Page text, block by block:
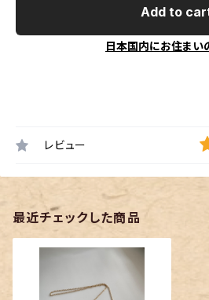
Add to
日本国内にお住まい
レビュー
最近チェックした商品